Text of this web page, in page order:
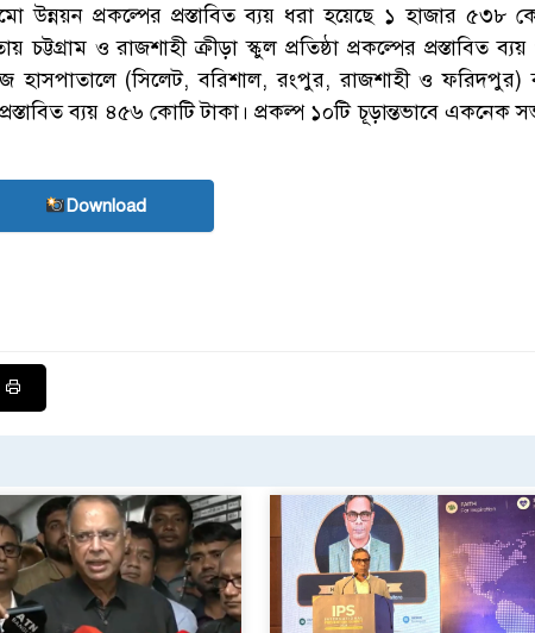
উন্নয়ন প্রকল্পের প্রস্তাবিত ব্যয় ধরা হয়েছে ১ হাজার ৫৩৮
চট্টগ্রাম ও রাজশাহী ক্রীড়া স্কুল প্রতিষ্ঠা প্রকল্পের প্রস্তাবিত
(সিলেট, বরিশাল, রংপুর, রাজশাহী ও ফরিদপুর)
প্রস্তাবিত ব্যয় ৪৫৬ কোটি টাকা। প্রকল্প ১০টি চূড়ান্তভাবে একনেক
Download